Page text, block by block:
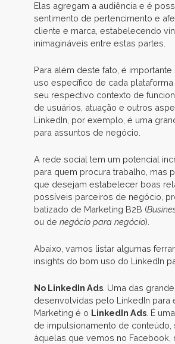
Elas agregam a audiência e é
sentimento de pertencimento e
cliente e marca, estabelecendo
inimagináveis entre estas partes.
Para além deste fato, é
uso específico de cada
seu respectivo contexto de
de usuários, atuação e outros
LinkedIn, por exemplo, é uma
para assuntos de negócio.
A rede social tem um potencial
para quem procura trabalho, mas
que desejam estabelecer boas
possíveis parceiros de negócio,
batizado de Marketing B2B (
ou de negócio para negócio).
Abaixo, vamos listar algumas
insights do bom uso do LinkedIn
No LinkedIn Ads . Uma das
desenvolvidas pelo LinkedIn para
Marketing é o LinkedIn Ads . É
de impulsionamento de conteúdo,
àquelas que vemos no Facebook,